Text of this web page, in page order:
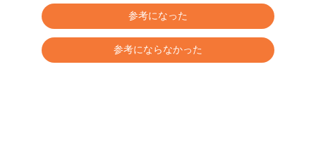
参考になった
参考にならなかった